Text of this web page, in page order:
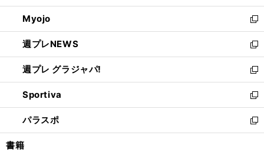
開
く
ウ
で
開
く
ン
ド
ウ
で
開
く
ウ
ィ
ン
ド
ウ
で
開
く
Myojo
新
し
い
ウ
ィ
ン
ド
ウ
で
開
週プレNEWS
新
し
い
ウ
ィ
ン
ド
ウ
週プレ グラジャパ!
新
し
い
ウ
ィ
ン
Sportiva
新
し
い
ウ
パラスポ
新
し
書籍